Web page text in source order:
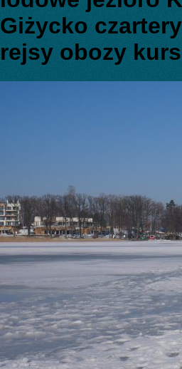
Giżycko
rejsy obozy